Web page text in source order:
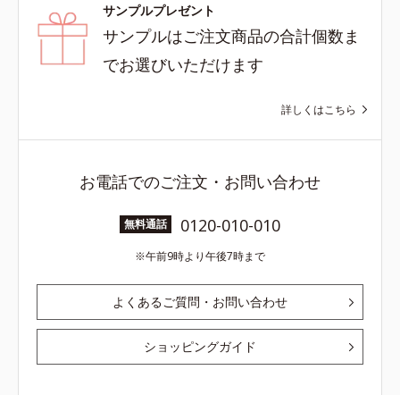
サンプルプレゼント
サンプルはご注文商品の合計個数ま
でお選びいただけます
詳しくはこちら
お電話でのご注文・お問い合わせ
無料通話 0120-010-010
午前9時より午後7時まで
よくあるご質問・お問い合わせ
ショッピングガイド